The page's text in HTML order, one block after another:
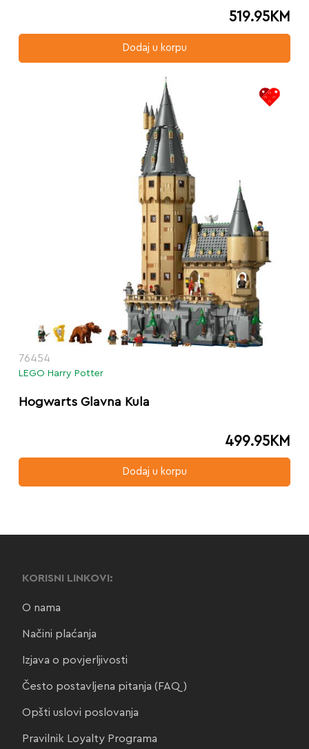
519.95KM
Dodaj u korpu
76454
LEGO Harry Potter
Hogwarts Glavna Kula
499.95KM
Dodaj u korpu
KORISNI LINKOVI:
O nama
Načini plaćanja
Izjava o povjerljivosti
Često postavljena pitanja (FAQ)
Opšti uslovi poslovanja
Pravilnik Loyalty Programa